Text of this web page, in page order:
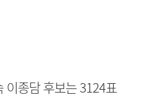
이종담 후보는 3124표